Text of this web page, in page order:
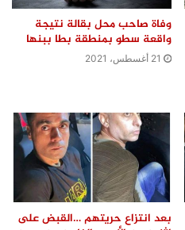
وفاة صاحب محل بقالة نتيجة
واقعة سطو بمنطقة بطا ببنها
21 أغسطس، 2021
بعد انتزاع حريتهم …القبض على